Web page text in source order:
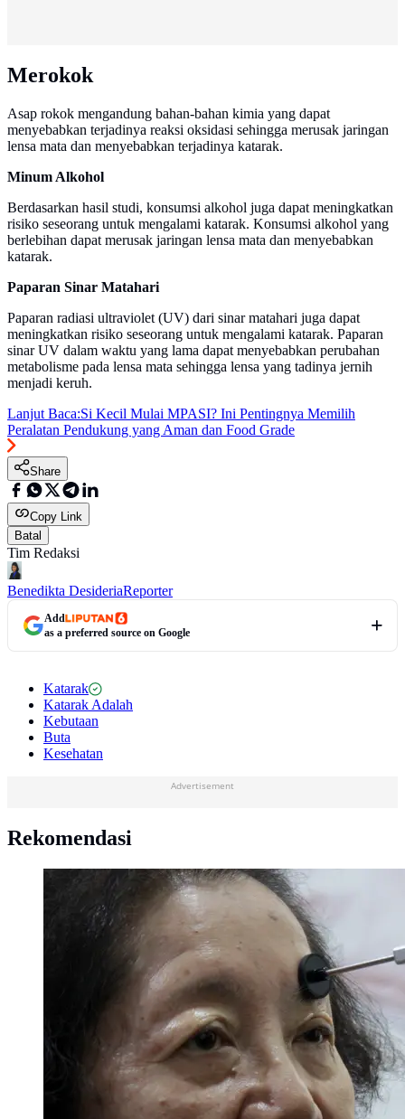
Merokok
Asap rokok mengandung bahan-bahan kimia yang dapat
menyebabkan terjadinya reaksi oksidasi sehingga merusak jaringan
lensa mata dan menyebabkan terjadinya katarak.
Minum Alkohol
Berdasarkan hasil studi, konsumsi alkohol juga dapat meningkatkan
risiko seseorang untuk mengalami katarak. Konsumsi alkohol yang
berlebihan dapat merusak jaringan lensa mata dan menyebabkan
katarak.
Paparan Sinar Matahari
Paparan radiasi ultraviolet (UV) dari sinar matahari juga dapat
meningkatkan risiko seseorang untuk mengalami katarak. Paparan
sinar UV dalam waktu yang lama dapat menyebabkan perubahan
metabolisme pada lensa mata sehingga lensa yang tadinya jernih
menjadi keruh.
Lanjut Baca:Si Kecil Mulai MPASI? Ini Pentingnya Memilih
Peralatan Pendukung yang Aman dan Food Grade
Share
Copy Link
Batal
Tim Redaksi
Benedikta DesideriaReporter
Add
as a preferred source on Google
Katarak
Katarak Adalah
Kebutaan
Buta
Kesehatan
Advertisement
Rekomendasi